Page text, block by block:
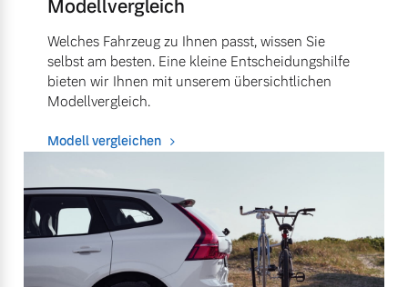
Modellvergleich
Welches Fahrzeug zu Ihnen passt, wissen Sie
selbst am besten. Eine kleine Entscheidungshilfe
bieten wir Ihnen mit unserem übersichtlichen
Modellvergleich.
Modell vergleichen